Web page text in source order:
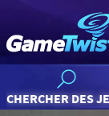
CHERCHER DES